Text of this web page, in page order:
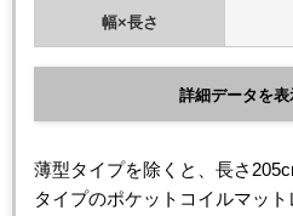
幅×長さ
詳細データを表
薄型タイプを除くと、長さ
タイプのポケットコイルマット